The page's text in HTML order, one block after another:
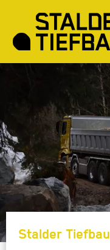
Stalder